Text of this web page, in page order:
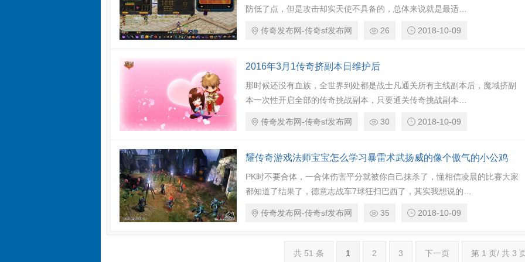
防低了点，但是攻击却实天使不具备的，总体来说就是最适…
传奇发布网-传奇sf发布网 26 2018-10-09
2016年3月1传奇挤副本日维护后
那时候还没有血族，全世界到处都是战士凡通关所有主线副本后，魔域挤副
本一次性开启全部的传奇挑战副本，只要通关传奇挑战副本…
传奇发布网-传奇sf发布网 30 2018-10-09
耀传奇游戏法师宝宝怎么学习暴雷术武扬威的像个傲气的小公鸡
PK时不要合体，一合体伤害平分就被你自己抹杀了，懂相信凌晨的比赛大家
都知道了结果了，德意志战车7球狂扫巴西了，其实我想说的…
传奇发布网-传奇sf发布网 35 2018-10-09
共 51 条 1 2 3 下一页 第 1 页/ 共 3